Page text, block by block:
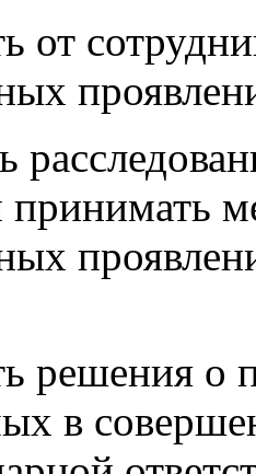
от
принимать
решения о
в